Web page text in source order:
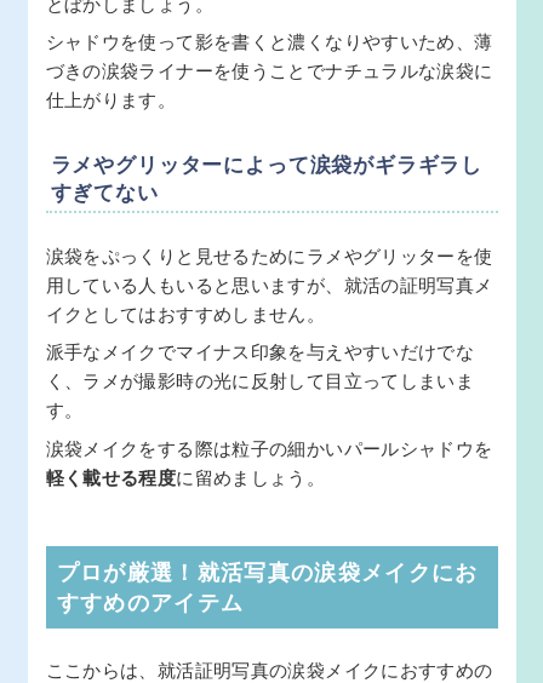
シャドウを使って影を書くと濃くなりやすいため、薄
づきの涙袋ライナーを使うことでナチュラルな涙袋に
仕上がります。
ラメやグリッターによって涙袋がギラギラし
すぎてない
涙袋をぷっくりと見せるためにラメやグリッターを使
用している人もいると思いますが、就活の証明写真メ
イクとしてはおすすめしません。
派手なメイクでマイナス印象を与えやすいだけでな
く、ラメが撮影時の光に反射して目立ってしまいま
す。
涙袋メイクをする際は粒子の細かいパールシャドウを
軽く載せる程度に留めましょう。
プロが厳選！就活写真の涙袋メイクにお
すすめのアイテム
ここからは、就活証明写真の涙袋メイクにおすすめの